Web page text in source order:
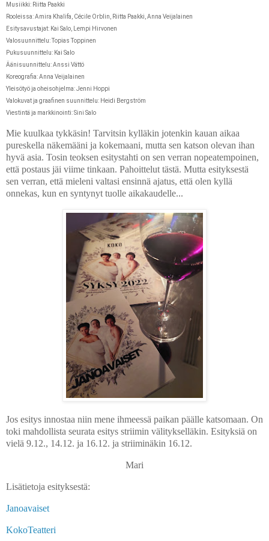
Musiikki: Riitta Paakki
Rooleissa: Amira Khalifa, Cécile Orblin, Riitta Paakki, Anna Veijalainen
Esitysavustajat: Kai Salo, Lempi Hirvonen
Valosuunnittelu: Topias Toppinen
Pukusuunnittelu: Kai Salo
Äänisuunnittelu: Anssi Vättö
Koreografia: Anna Veijalainen
Yleisötyö ja oheisohjelma: Jenni Hoppi
Valokuvat ja graafinen suunnittelu: Heidi Bergström
Viestintä ja markkinointi: Sini Salo
Mie kuulkaa tykkäsin! Tarvitsin kylläkin jotenkin kauan aikaa
pureskella näkemääni ja kokemaani, mutta sen katson olevan ihan
hyvä asia. Tosin teoksen esitystahti on sen verran nopeatempoinen,
että postaus jäi viime tinkaan. Pahoittelut tästä. Mutta esityksestä
sen verran, että mieleni valtasi ensinnä ajatus, että olen kyllä
onnekas, kun en syntynyt tuolle aikakaudelle...
Jos esitys innostaa niin mene ihmeessä paikan päälle katsomaan. On
toki mahdollista seurata esitys striimin välitykselläkin. Esityksiä on
vielä 9.12., 14.12. ja 16.12. ja striiminäkin 16.12.
Mari
Lisätietoja esityksestä:
Janoavaiset
KokoTeatteri